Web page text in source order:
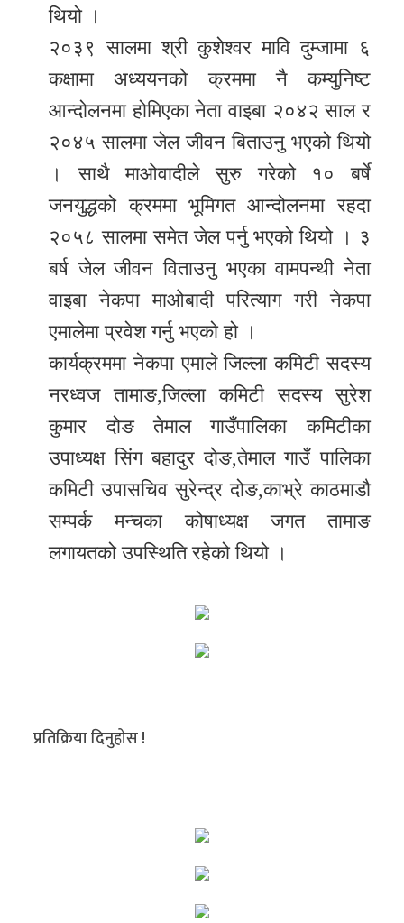
थियो ।
२०३९ सालमा श्री कुशेश्वर मावि दुम्जामा ६
कक्षामा अध्ययनको क्रममा नै कम्युनिष्ट
आन्दोलनमा होमिएका नेता वाइबा २०४२ साल र
२०४५ सालमा जेल जीवन बिताउनु भएको थियो
। साथै माओवादीले सुरु गरेको १० बर्षे
जनयुद्धको क्रममा भूमिगत आन्दोलनमा रहदा
२०५८ सालमा समेत जेल पर्नु भएको थियो । ३
बर्ष जेल जीवन विताउनु भएका वामपन्थी नेता
वाइबा नेकपा माओबादी परित्याग गरी नेकपा
एमालेमा प्रवेश गर्नु भएको हो ।
कार्यक्रममा नेकपा एमाले जिल्ला कमिटी सदस्य
नरध्वज तामाङ,जिल्ला कमिटी सदस्य सुरेश
कुमार दोङ तेमाल गाउँपालिका कमिटीका
उपाध्यक्ष सिंग बहादुर दोङ,तेमाल गाउँ पालिका
कमिटी उपासचिव सुरेन्द्र दोङ,काभ्रे काठमाडौ
सम्पर्क मन्चका कोषाध्यक्ष जगत तामाङ
लगायतको उपस्थिति रहेको थियो ।
प्रतिक्रिया दिनुहोस !